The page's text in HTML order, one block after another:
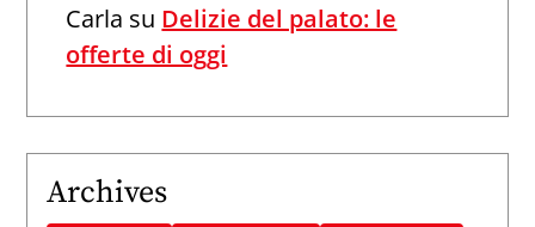
Carla su Delizie del palato: le
offerte di oggi
Archives